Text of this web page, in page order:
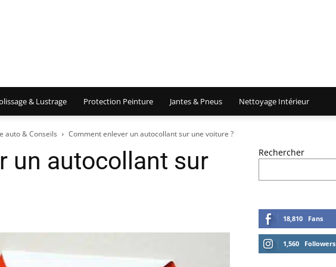
& Lustrage Protection Peinture Jantes & Pneus Nettoyage Intérieur
auto & Conseils Comment enlever un autocollant sur une voiture ?
un autocollant sur
Rechercher
18,810 Fans
1,560 Followers